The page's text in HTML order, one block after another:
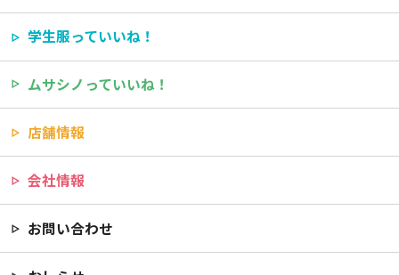
学生服っていいね！
ムサシノっていいね！
店舗情報
会社情報
お問い合わせ